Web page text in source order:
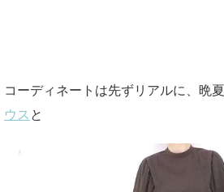
コーディネートは先ずリアルに、晩
ウス と